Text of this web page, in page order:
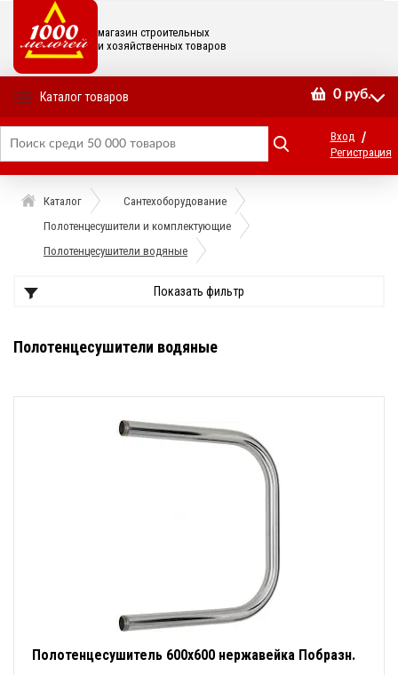
магазин строительных
и хозяйственных товаров
Каталог товаров 0 руб.
Вход /
Регистрация
Каталог
Сантехоборудование
Полотенцесушители и комплектующие
Полотенцесушители водяные
Показать фильтр
Полотенцесушители водяные
Полотенцесушитель 600х600 нержавейка Побразн.